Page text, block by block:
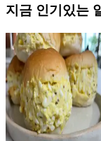
지금 인기있는